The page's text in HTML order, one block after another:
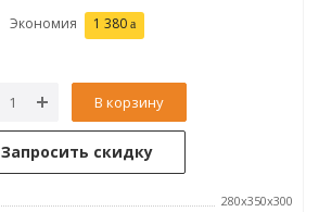
Экономия 1 380
В корзину
Запросить скидку
280x350x300